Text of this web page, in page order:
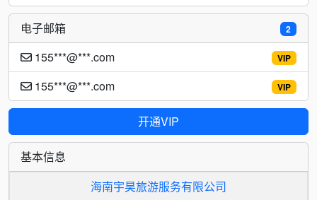
2
电子邮箱
VIP
155***@***.com
VIP
155***@***.com
开通VIP
基本信息
海南宇昊旅游服务有限公司